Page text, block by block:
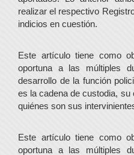
realizar el respectivo
indicios en cuestión.
Este artículo tiene como
oportuna a las múltiples
desarrollo de la función
es la cadena de custodia,
quiénes son sus
Este artículo tiene como
oportuna a las múltiples